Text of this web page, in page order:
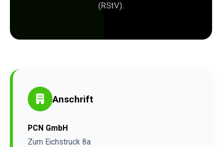
(RStV).
Anschrift
PCN GmbH
Zum Eichstruck 8a